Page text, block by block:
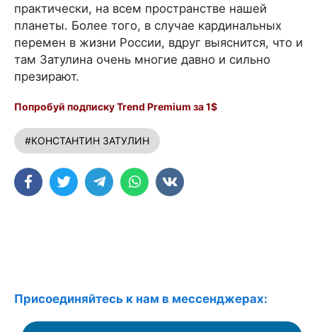
практически, на всем пространстве нашей
планеты. Более того, в случае кардинальных
перемен в жизни России, вдруг выяснится, что и
там Затулина очень многие давно и сильно
презирают.
Попробуй подписку Trend Premium за 1$
#КОНСТАНТИН ЗАТУЛИН
Присоединяйтесь к нам в мессенджерах: